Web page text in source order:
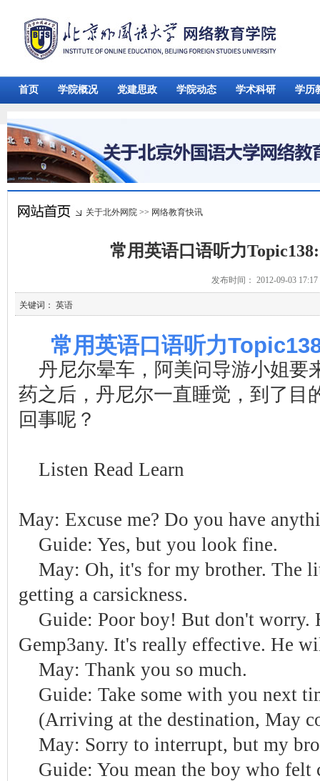
首页 学院概况 党建思政 学院动态 学术科研 学历
关于北外网院 >> 网络教育快讯
常用英语口语听力
发布时间： 2012-09-03
关键词： 英语
常用英语口语听力
丹尼尔晕车，阿美问导游小姐要
药之后，丹尼尔一直睡觉，到了目
回事呢？
Listen Read Learn
May: Excuse me? Do you have
Guide: Yes, but you look fine.
May: Oh, it's for my brother. The
getting a carsickness.
Guide: Poor boy! But don't worry.
Gemp3any. It's really effective. He
May: Thank you so much.
Guide: Take some with you next
(Arriving at the destination, May
May: Sorry to interrupt, but my
Guide: You mean the boy who felt